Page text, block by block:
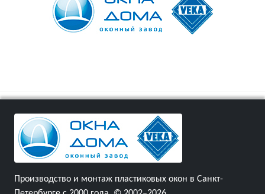
Производство и монтаж пластиковых окон в Санкт-